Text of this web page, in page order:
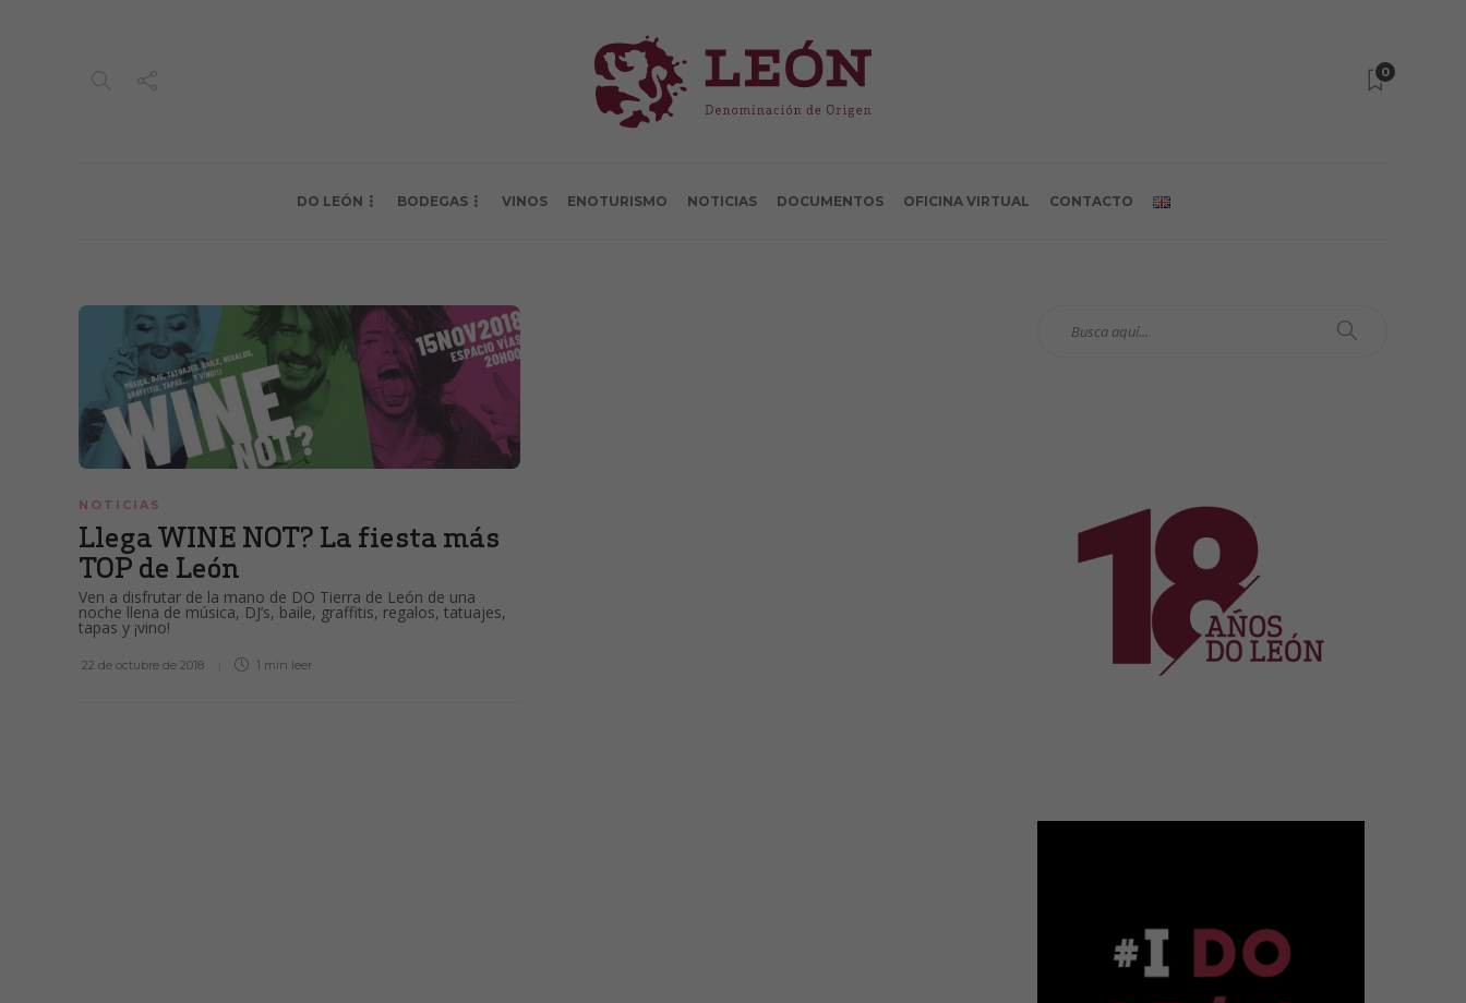
0
DO LEÓN BODEGAS VINOS ENOTURISMO NOTICIAS DOCUMENTOS OFICINA VIRTUAL CONTACTO
NOTICIAS
Llega WINE NOT? La fiesta más
TOP de León
Ven a disfrutar de la mano de DO Tierra de León de una
noche llena de música, DJ’s, baile, graffitis, regalos, tatuajes,
tapas y ¡vino!
22 de octubre de 2018 1 min leer